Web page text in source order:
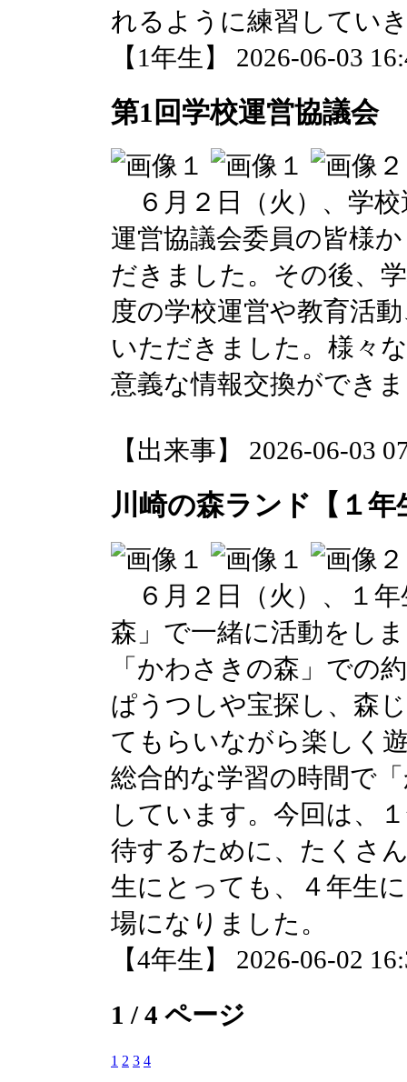
れるように練習してい
【1年生】 2026-06-03
第1回学校運営協議会
６月２日（火）、学
運営協議会委員の皆様
だきました。その後、
度の学校運営や教育活
いただきました。様々
意義な情報交換ができ
【出来事】 2026-06-03
川崎の森ランド【１年
６月２日（火）、１
森」で一緒に活動をし
「かわさきの森」での
ぱうつしや宝探し、森
てもらいながら楽しく
総合的な学習の時間で
しています。今回は、
待するために、たくさ
生にとっても、４年生
場になりました。
【4年生】 2026-06-02
1 / 4 ページ
1 2 3 4